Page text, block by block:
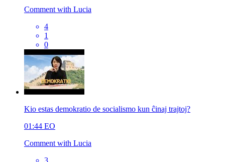
Comment with Lucia
4
1
0
Kio estas demokratio de socialismo kun ĉinaj trajtoj?
01:44 EO
Comment with Lucia
3